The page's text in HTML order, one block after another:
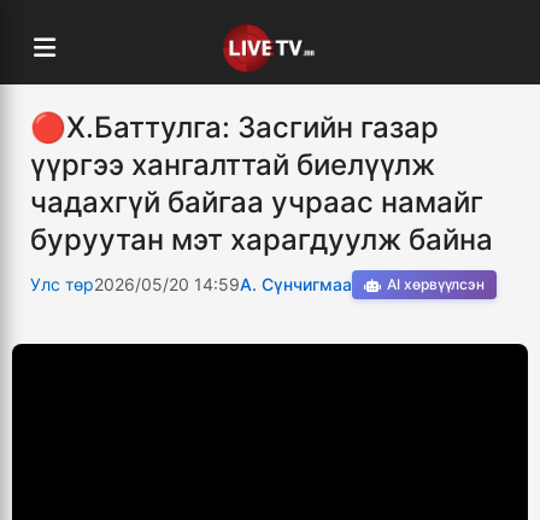
🔴Х.Баттулга: Засгийн газар
үүргээ хангалттай биелүүлж
чадахгүй байгаа учраас намайг
буруутан мэт харагдуулж байна
Улс төр2026/05/20 14:59А. Сүнчигмаа AI хөрвүүлсэн